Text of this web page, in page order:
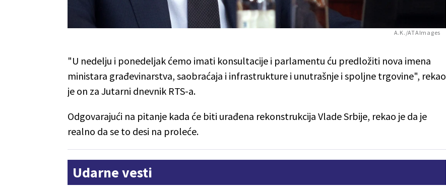
A.K./ATAImages
"U nedelju i ponedeljak ćemo imati konsultacije i parlamentu ću predložiti nova imena
ministara građevinarstva, saobraćaja i infrastrukture i unutrašnje i spoljne trgovine", rekao
je on za Jutarni dnevnik RTS-a.
Odgovarajući na pitanje kada će biti urađena rekonstrukcija Vlade Srbije, rekao je da je
realno da se to desi na proleće.
Udarne vesti